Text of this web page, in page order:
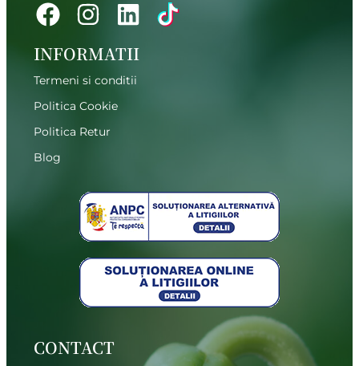
INFORMATII
Termeni si conditii
Politica Cookie
Politica Retur
Blog
CONTACT